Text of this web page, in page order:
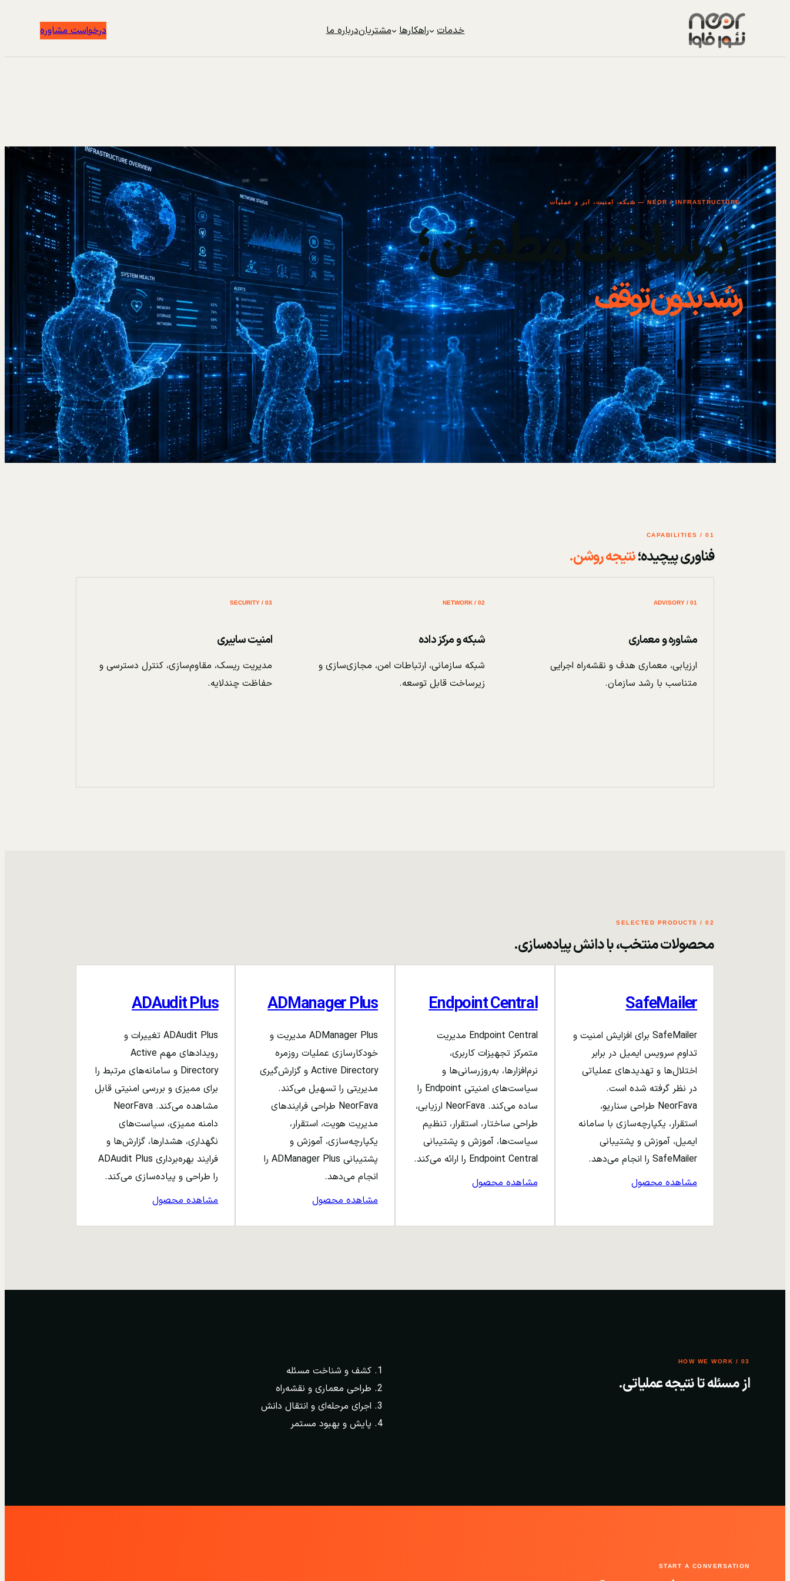
خدمات راهکارها مشتریاندرباره ما درخواست مشاوره
NEOR / INFRASTRUCTURE — شبکه، امنیت، ابر و عملیات
زیرساخت مطمئن؛
رشد بدون توقف
01 / CAPABILITIES
فناوری پیچیده؛نتیجه روشن.
01 / ADVISORY
مشاوره و معماری
ارزیابی، معماری هدف و نقشه‌راه اجرایی
متناسب با رشد سازمان.
02 / NETWORK
شبکه و مرکز داده
شبکه سازمانی، ارتباطات امن، مجازی‌سازی و
زیرساخت قابل توسعه.
03 / SECURITY
امنیت سایبری
مدیریت ریسک، مقاوم‌سازی، کنترل دسترسی و
حفاظت چندلایه.
02 / SELECTED PRODUCTS
محصولات منتخب، با دانش پیاده‌سازی.
SafeMailer
SafeMailer برای افزایش امنیت و
تداوم سرویس ایمیل در برابر
اختلال‌ها و تهدیدهای عملیاتی
در نظر گرفته شده است.
NeorFava طراحی سناریو،
استقرار، یکپارچه‌سازی با سامانه
ایمیل، آموزش و پشتیبانی
SafeMailer را انجام می‌دهد.
مشاهده محصول
Endpoint Central
Endpoint Central مدیریت
متمرکز تجهیزات کاربری،
نرم‌افزارها، به‌روزرسانی‌ها و
سیاست‌های امنیتی Endpoint را
ساده می‌کند. NeorFava ارزیابی،
طراحی ساختار، استقرار، تنظیم
سیاست‌ها، آموزش و پشتیبانی
Endpoint Central را ارائه می‌کند.
مشاهده محصول
ADManager Plus
ADManager Plus مدیریت و
خودکارسازی عملیات روزمره
Active Directory و گزارش‌گیری
مدیریتی را تسهیل می‌کند.
NeorFava طراحی فرایندهای
مدیریت هویت، استقرار،
یکپارچه‌سازی، آموزش و
پشتیبانی ADManager Plus را
انجام می‌دهد.
مشاهده محصول
ADAudit Plus
ADAudit Plus تغییرات و
رویدادهای مهم Active
Directory و سامانه‌های مرتبط را
برای ممیزی و بررسی امنیتی قابل
مشاهده می‌کند. NeorFava
دامنه ممیزی، سیاست‌های
نگهداری، هشدارها، گزارش‌ها و
فرایند بهره‌برداری ADAudit Plus
را طراحی و پیاده‌سازی می‌کند.
مشاهده محصول
03 / HOW WE WORK
از مسئله تا نتیجه عملیاتی.
کشف و شناخت مسئله
طراحی معماری و نقشه‌راه
اجرای مرحله‌ای و انتقال دانش
پایش و بهبود مستمر
START A CONVERSATION